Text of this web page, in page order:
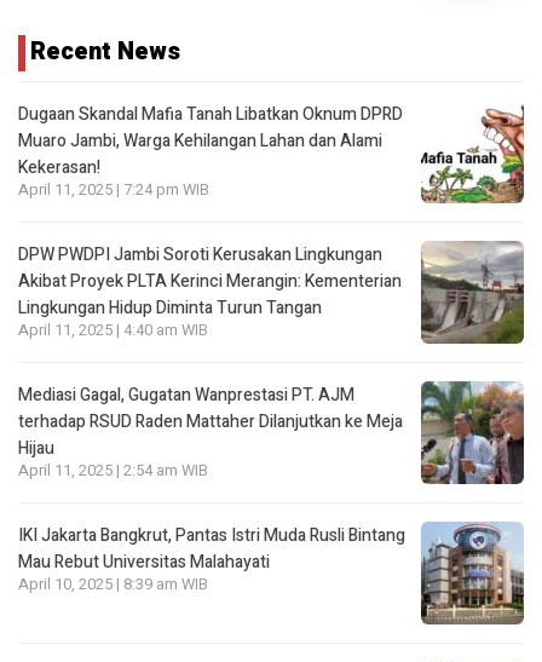
Recent News
Dugaan Skandal Mafia Tanah Libatkan Oknum DPRD
Muaro Jambi, Warga Kehilangan Lahan dan Alami
Kekerasan!
April 11, 2025 | 7:24 pm WIB
DPW PWDPI Jambi Soroti Kerusakan Lingkungan
Akibat Proyek PLTA Kerinci Merangin: Kementerian
Lingkungan Hidup Diminta Turun Tangan
April 11, 2025 | 4:40 am WIB
Mediasi Gagal, Gugatan Wanprestasi PT. AJM
terhadap RSUD Raden Mattaher Dilanjutkan ke Meja
Hijau
April 11, 2025 | 2:54 am WIB
IKI Jakarta Bangkrut, Pantas Istri Muda Rusli Bintang
Mau Rebut Universitas Malahayati
April 10, 2025 | 8:39 am WIB